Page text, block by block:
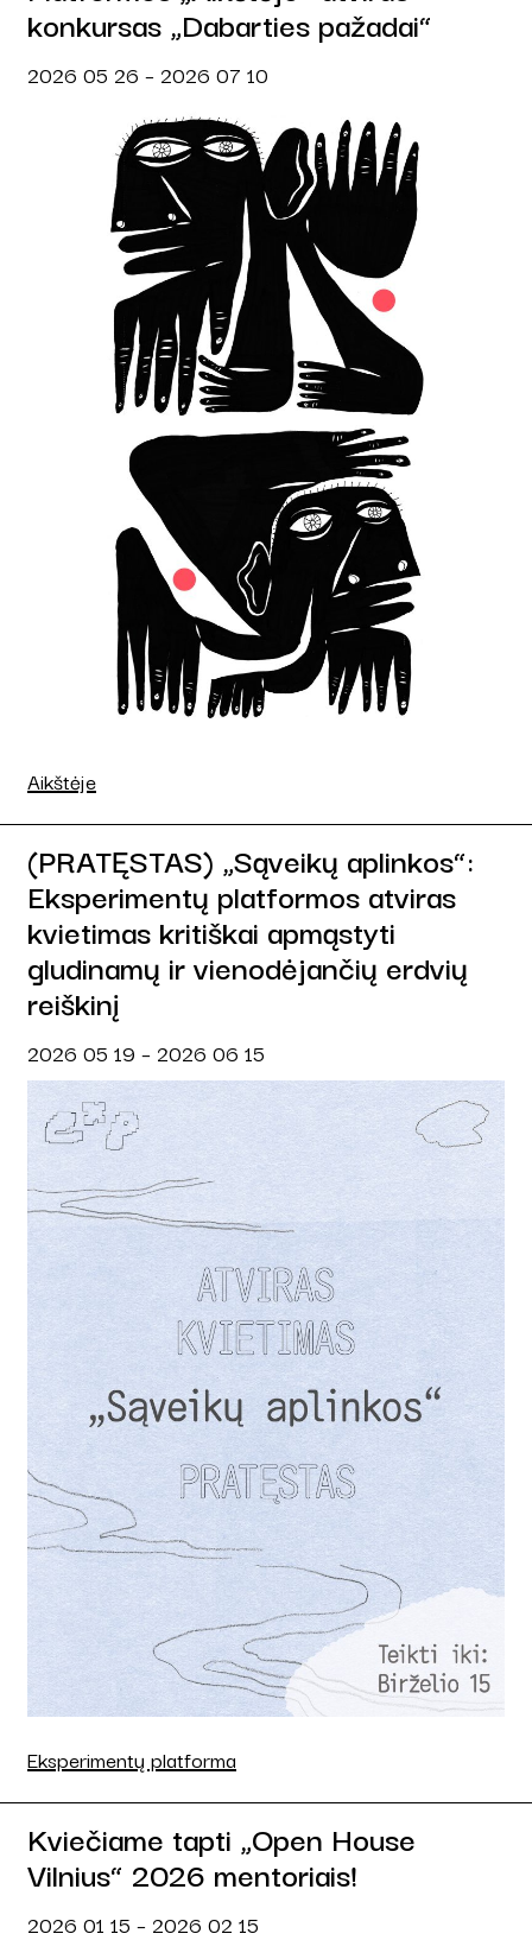
konkursas „Dabarties pažadai“
2026 05 26 – 2026 07 10
Aikštėje
(PRATĘSTAS) „Sąveikų aplinkos“:
Eksperimentų platformos atviras
kvietimas kritiškai apmąstyti
gludinamų ir vienodėjančių erdvių
reiškinį
2026 05 19 – 2026 06 15
Eksperimentų platforma
Kviečiame tapti „Open House
Vilnius“ 2026 mentoriais!
2026 01 15 – 2026 02 15